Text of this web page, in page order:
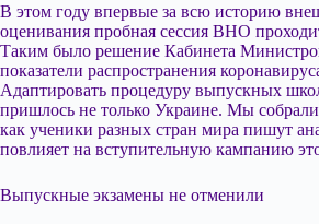
В этом году впервые за всю историю
оценивания пробная сессия ВНО
Таким было решение Кабинета
показатели распространения
Адаптировать процедуру выпускных
пришлось не только Украине. Мы
как ученики разных стран мира пишут
повлияет на вступительную кампанию
Выпускные экзамены не отменили